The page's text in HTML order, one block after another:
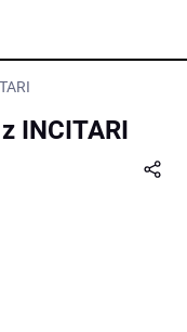
INCITARI